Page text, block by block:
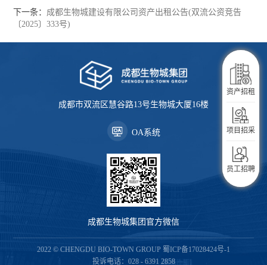
企业服务
生活服务
入驻指南
资产招租
项目招采
员工招聘
下一条： 成都生物城建设有限公司资产出租公告(双流公资竞告
〔2025〕333号)
成都市双流区慧谷路13号生物城大厦16楼
OA系统
成都生物城集团官方微信
2022 © CHENGDU BIO-TOWN GROUP 蜀ICP备17028424号-1
投诉电话：028 - 6391 2858